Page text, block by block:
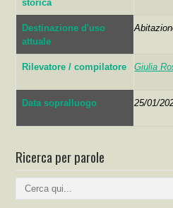
storica
Destinazione d'uso
attuale
Rilevatore / compilatore Giulia
Data sopralluogo 25/01/
Ricerca per parole